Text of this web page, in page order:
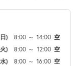
) 8:00 ～ 14:00 空
) 8:00 ～ 12:00 空
) 8:00 ～ 16:00 空